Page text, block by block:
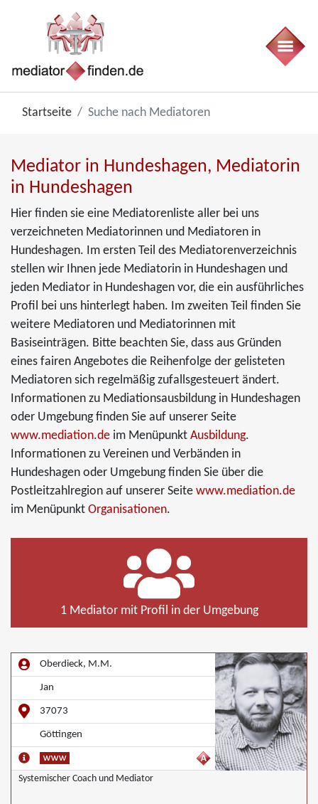
Startseite Suche nach Mediatoren
Mediator in Hundeshagen, Mediatorin
in Hundeshagen
Hier finden sie eine Mediatorenliste aller bei uns
verzeichneten Mediatorinnen und Mediatoren in
Hundeshagen. Im ersten Teil des Mediatorenverzeichnis
stellen wir Ihnen jede Mediatorin in Hundeshagen und
jeden Mediator in Hundeshagen vor, die ein ausführliches
Profil bei uns hinterlegt haben. Im zweiten Teil finden Sie
weitere Mediatoren und Mediatorinnen mit
Basiseinträgen. Bitte beachten Sie, dass aus Gründen
eines fairen Angebotes die Reihenfolge der gelisteten
Mediatoren sich regelmäßig zufallsgesteuert ändert.
Informationen zu Mediationsausbildung in Hundeshagen
oder Umgebung finden Sie auf unserer Seite
www.mediation.de im Menüpunkt Ausbildung.
Informationen zu Vereinen und Verbänden in
Hundeshagen oder Umgebung finden Sie über die
Postleitzahlregion auf unserer Seite www.mediation.de
im Menüpunkt Organisationen.
1 Mediator mit Profil in der Umgebung
Oberdieck, M.M.
Jan
37073
Göttingen
Systemischer Coach und Mediator